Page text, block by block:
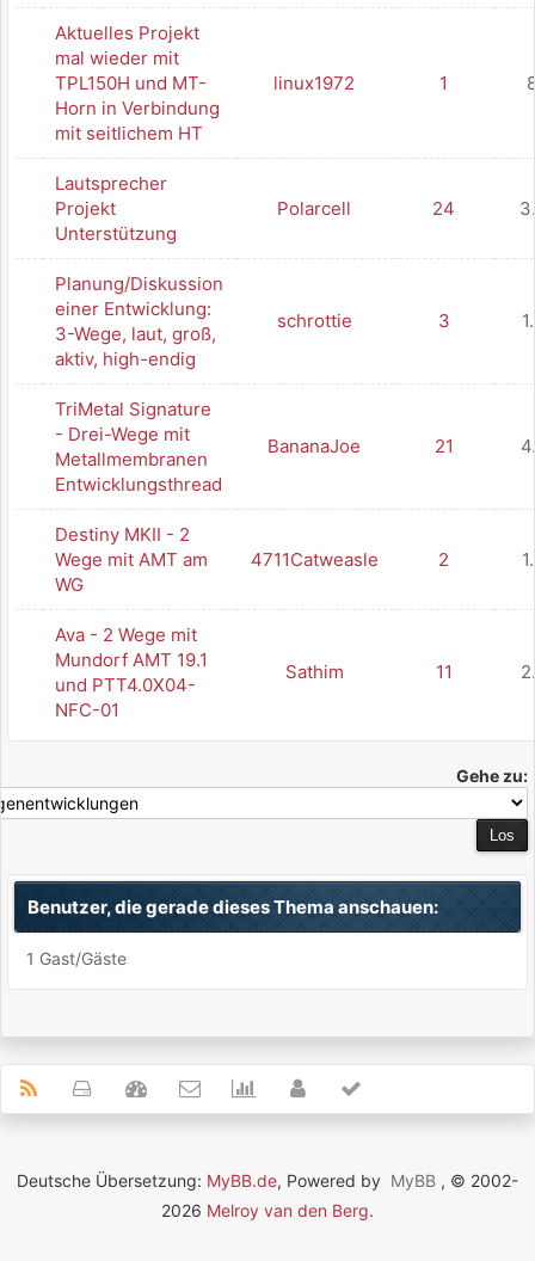
Aktuelles Projekt
mal wieder mit
TPL150H und MT-
Horn in Verbindung
mit seitlichem HT
linux1972 1
Lautsprecher
Projekt
Unterstützung
Polarcell 24
Planung/Diskussion
einer Entwicklung:
3-Wege, laut, groß,
aktiv, high-endig
schrottie 3
TriMetal Signature
- Drei-Wege mit
Metallmembranen
Entwicklungsthread
BananaJoe 21
Destiny MKII - 2
Wege mit AMT am
WG
4711Catweasle 2
Ava - 2 Wege mit
Mundorf AMT 19.1
und PTT4.0X04-
NFC-01
Sathim 11
Gehe zu:
Benutzer, die gerade dieses Thema anschauen:
1 Gast/Gäste
Deutsche Übersetzung: MyBB.de, Powered by MyBB , © 2002-
2026 Melroy van den Berg.